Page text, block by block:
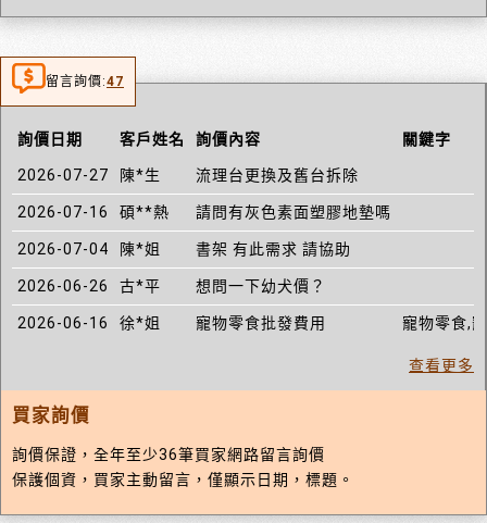
留言詢價:47
詢價日期 客戶姓名 詢價內容 關鍵字
2026-07-27 陳*生 流理台更換及舊台拆除
2026-07-16 碩**熱 請問有灰色素面塑膠地墊嗎
2026-07-04 陳*姐 書架 有此需求 請協助
2026-06-26 古*平 想問一下幼犬價？
2026-06-16 徐*姐 寵物零食批發費用 寵物零食,
查看更多
買家詢價
詢價保證，全年至少36筆買家網路留言詢價
保護個資，買家主動留言，僅顯示日期，標題。